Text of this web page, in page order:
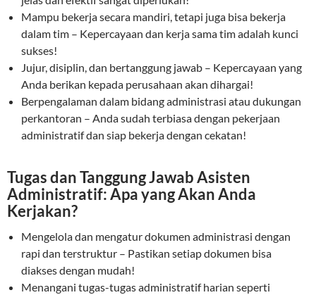
Mampu bekerja secara mandiri, tetapi juga bisa bekerja
dalam tim – Kepercayaan dan kerja sama tim adalah kunci
sukses!
Jujur, disiplin, dan bertanggung jawab – Kepercayaan yang
Anda berikan kepada perusahaan akan dihargai!
Berpengalaman dalam bidang administrasi atau dukungan
perkantoran – Anda sudah terbiasa dengan pekerjaan
administratif dan siap bekerja dengan cekatan!
Tugas dan Tanggung Jawab Asisten
Administratif: Apa yang Akan Anda
Kerjakan?
Mengelola dan mengatur dokumen administrasi dengan
rapi dan terstruktur – Pastikan setiap dokumen bisa
diakses dengan mudah!
Menangani tugas-tugas administratif harian seperti